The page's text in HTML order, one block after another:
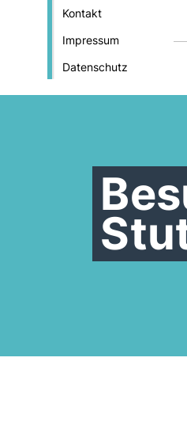
Kontakt
Impressum
Datenschutz